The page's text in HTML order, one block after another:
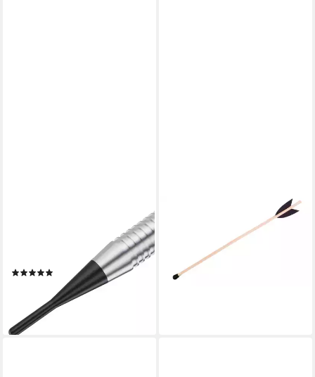
Dartpfeil Soft-Dartspitzen 100
Stück langlebige, verstärkte
UVP9,99 €
lieferbar - in 2-3 Werktagen bei dir
2,15 €
lieferbar - in 2-3 Werktagen bei dir